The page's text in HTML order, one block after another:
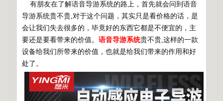
有朋友在了解语音导游系统的路上，首先就会问到语音
导游系统贵不贵,对于这个问题，其实只是看价格的话，是
会让我们失去很多的，毕竟好的东西它都是不便宜的，主
要还是要看带来的价值。 语音导游系统贵不贵,这样的一款
设备给我们所带来的价值，也就是给我们带来的作用和好
处了。